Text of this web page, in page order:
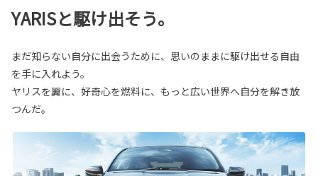
YARISと駆け出そう。
まだ知らない自分に出会うために、思いのままに駆け出せる自由
を手に入れよう。
ヤリスを翼に、好奇心を燃料に、もっと広い世界へ自分を解き放
つんだ。